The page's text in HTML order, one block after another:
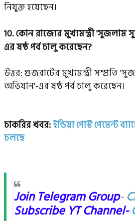
নিযুক্ত হয়েছেন।
10.কোন রাজ্যের মুখ্যমন্ত্রী
এর ষষ্ঠ পর্ব চালু করেছেন?
উত্তর: গুজরাটের মুখ্যমন্ত্রী
অভিযান'-এর ষষ্ঠ পর্ব চালু করেছেন।
চাকরির খবর:ইন্ডিয়া পোস্ট পেমেন্ট
চলছে
Join Telegram Group-
Subscribe YT Channel-